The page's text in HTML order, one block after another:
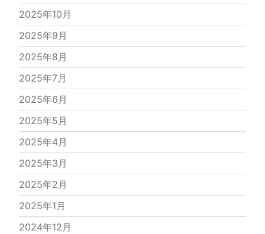
2025年10月
2025年9月
2025年8月
2025年7月
2025年6月
2025年5月
2025年4月
2025年3月
2025年2月
2025年1月
2024年12月